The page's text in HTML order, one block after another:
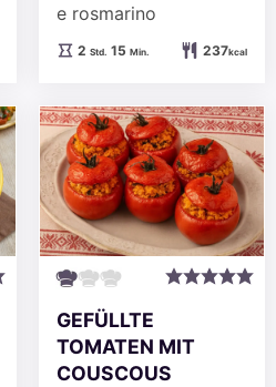
e rosmarino
2Stunden
Std. 15Minuten
Min. 237kcal
GEFÜLLTE
TOMATEN MIT
COUSCOUS